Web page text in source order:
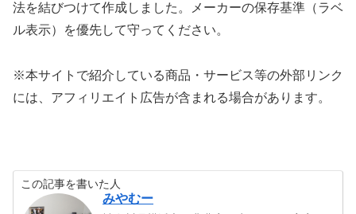
法を結びつけて作成しました。メーカーの保存基準（ラベ
ル表示）を優先して守ってください。
※本サイトで紹介している商品・サービス等の外部リンク
には、アフィリエイト広告が含まれる場合があります。
この記事を書いた人
みやむー